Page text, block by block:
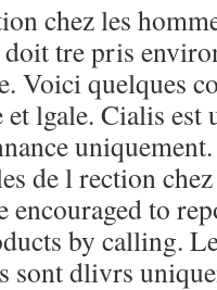
chez les
tre pris
Voici quelques
lgale. Cialis est
de l rection
to
by calling.
sont dlivrs